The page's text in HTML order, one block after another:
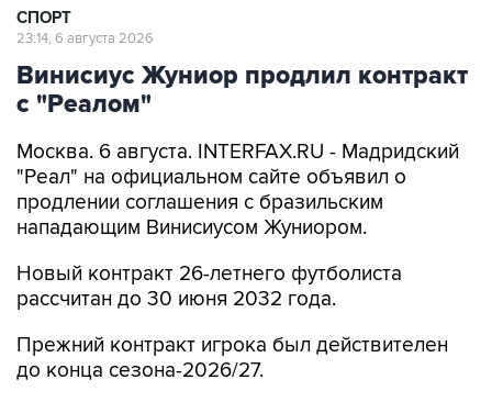
СПОРТ
23:14, 6 августа 2026
Винисиус Жуниор продлил контракт
с "Реалом"
Москва. 6 августа. INTERFAX.RU - Мадридский
"Реал" на официальном сайте объявил о
продлении соглашения с бразильским
нападающим Винисиусом Жуниором.
Новый контракт 26-летнего футболиста
рассчитан до 30 июня 2032 года.
Прежний контракт игрока был действителен
до конца сезона-2026/27.